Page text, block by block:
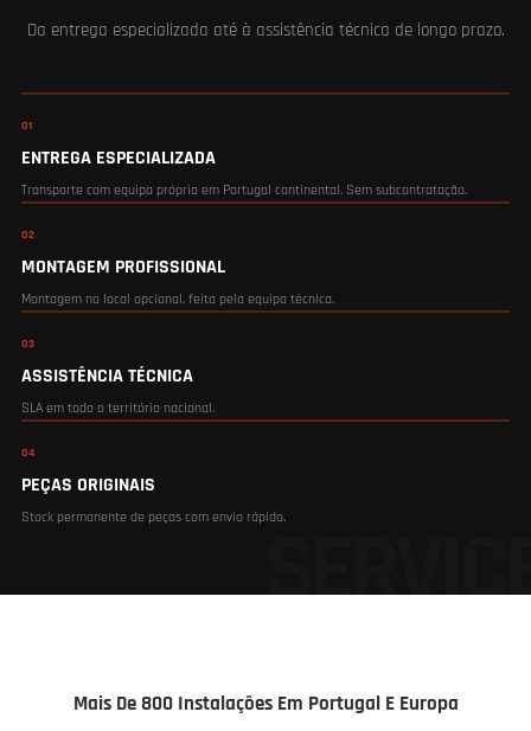
Da entrega especializada até à assistência técnica de longo prazo.
01
ENTREGA ESPECIALIZADA
Transporte com equipa própria em Portugal continental. Sem subcontratação.
02
MONTAGEM PROFISSIONAL
Montagem no local opcional, feita pela equipa técnica.
03
ASSISTÊNCIA TÉCNICA
SLA em todo o território nacional.
04
PEÇAS ORIGINAIS
Stock permanente de peças com envio rápido.
Mais De 800 Instalações Em Portugal E Europa